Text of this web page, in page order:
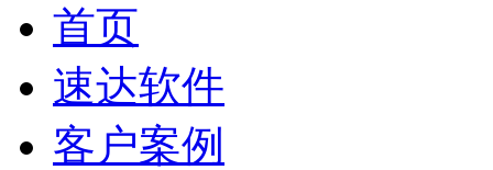
首页
速达软件
客户案例